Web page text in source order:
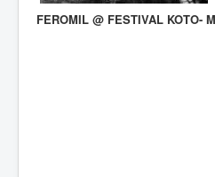
FEROMIL @ FESTIVAL KOTO-